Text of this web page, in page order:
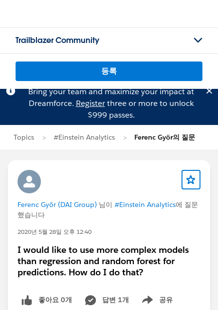
Trailblazer Community
등록
Bring your team and maximize your impact at
Dreamforce. Registerthree or more to unlock
$999 passes.
Topics #Einstein Analytics Ferenc Györ의 질문
Ferenc Györ (DAI Group) 님이 #Einstein Analytics에 질문
했습니다
2020년 5월 28일 오후 12:40
I would like to use more complex models
than regression and random forest for
predictions. How do I do that?
좋아요 0개 답변 1개 공유
Show menu